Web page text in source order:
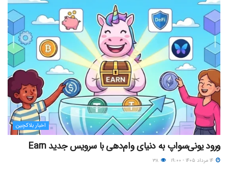
اخبار بلاکچین
ورود یونی‌سواپ به دنیای وام‌دهی با سرویس جدید Earn